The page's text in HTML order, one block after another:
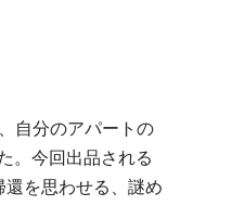
自分のアパートの
。今回出品される
を思わせる、謎め